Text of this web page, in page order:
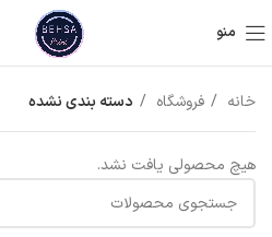
منو
خانه فروشگاه دسته بندی نشده
هیچ محصولی یافت نشد.